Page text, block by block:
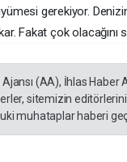
gerekiyor.
Fakat çok
(AA), İhlas Haber
sitemizin
muhataplar haberi